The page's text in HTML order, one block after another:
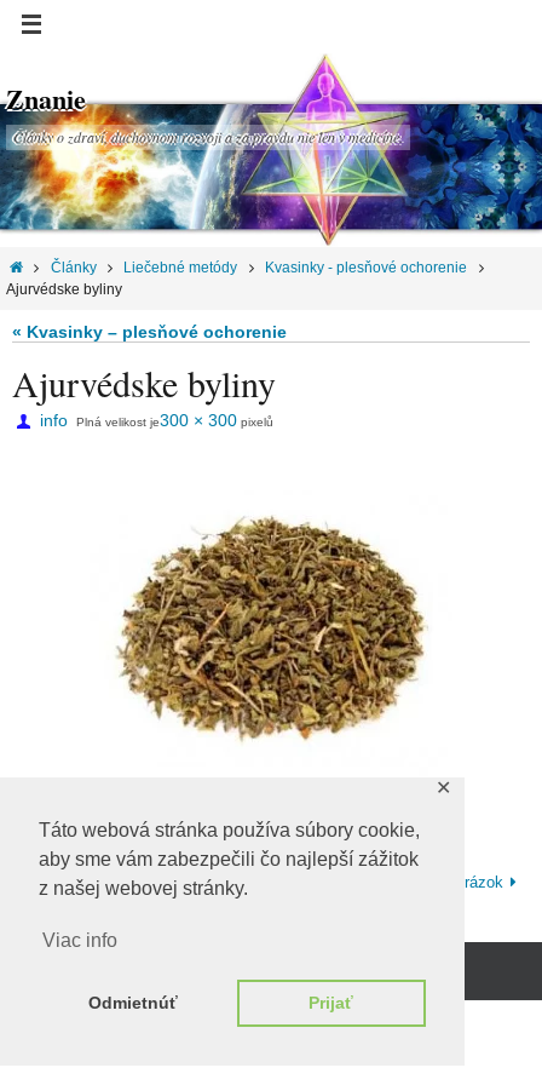
Táto webová stránka používa súbory cookie,
aby sme vám zabezpečili čo najlepší zážitok
z našej webovej stránky.
Viac info
Odmietnúť Prijať
✕
Znanie
Články o zdraví, duchovnom rozvoji a za pravdu nie len v medicíne.
Články Liečebné metódy
Kvasinky - plesňové ochorenie
Ajurvédske byliny
« Kvasinky – plesňové ochorenie
Ajurvédske byliny
info Plná velikost je300 × 300 pixelů
Predchadzajúci obrázok Ďalší obrázok
Beží naWordPress.